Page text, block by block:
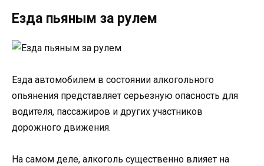
Езда пьяным за рулем
Езда автомобилем в состоянии алкогольного
опьянения представляет серьезную опасность для
водителя, пассажиров и других участников
дорожного движения.
На самом деле, алкоголь существенно влияет на